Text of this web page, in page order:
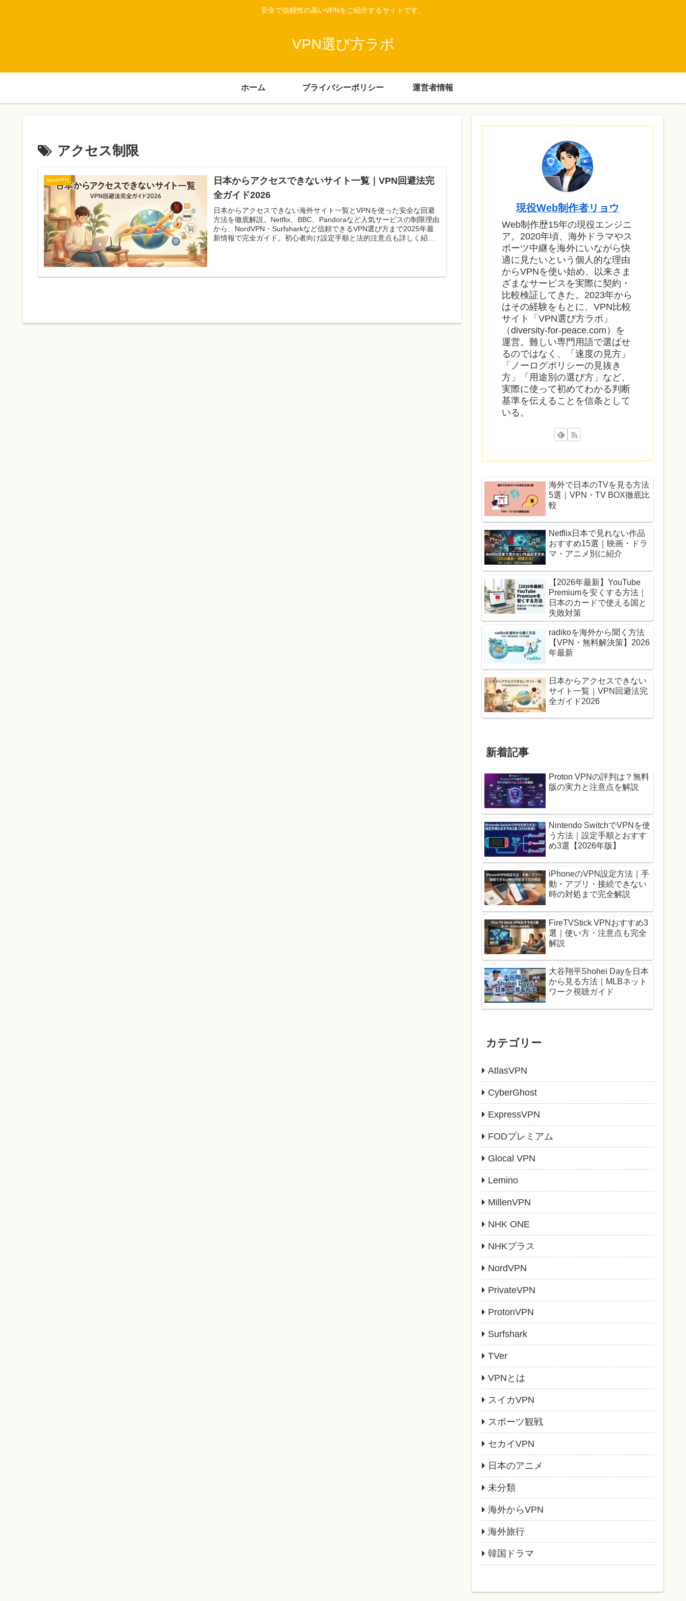
安全で信頼性の高いVPNをご紹介するサイトです。
VPN選び方ラボ
ホーム プライバシーポリシー 運営者情報
アクセス制限
NordVPN
日本からアクセスできないサイト一覧｜VPN回避法完
全ガイド2026
日本からアクセスできない海外サイト一覧とVPNを使った安全な回避
方法を徹底解説。Netflix、BBC、Pandoraなど人気サービスの制限理由
から、NordVPN・Surfsharkなど信頼できるVPN選び方まで2025年最
新情報で完全ガイド。初心者向け設定手順と法的注意点も詳しく紹介
現役Web制作者リョウ
Web制作歴15年の現役エンジニ
ア。2020年頃、海外ドラマやス
ポーツ中継を海外にいながら快
適に見たいという個人的な理由
からVPNを使い始め、以来さま
ざまなサービスを実際に契約・
比較検証してきた。2023年から
はその経験をもとに、VPN比較
サイト「VPN選び方ラボ」
（diversity-for-peace.com）を
運営。難しい専門用語で選ばせ
るのではなく、「速度の見方」
「ノーログポリシーの見抜き
方」「用途別の選び方」など、
実際に使って初めてわかる判断
基準を伝えることを信条として
いる。
海外で日本のTVを見る方法
5選｜VPN・TV BOX徹底比
較
Netflix日本で見れない作品
おすすめ15選｜映画・ドラ
マ・アニメ別に紹介
【2026年最新】YouTube
Premiumを安くする方法｜
日本のカードで使える国と
失敗対策
radikoを海外から聞く方法
【VPN・無料解決策】2026
年最新
日本からアクセスできない
サイト一覧｜VPN回避法完
全ガイド2026
新着記事
Proton VPNの評判は？無料
版の実力と注意点を解説
Nintendo SwitchでVPNを使
う方法｜設定手順とおすす
め3選【2026年版】
iPhoneのVPN設定方法｜手
動・アプリ・接続できない
時の対処まで完全解説
FireTVStick VPNおすすめ3
選｜使い方・注意点も完全
解説
大谷翔平Shohei Dayを日本
から見る方法｜MLBネット
ワーク視聴ガイド
カテゴリー
AtlasVPN
CyberGhost
ExpressVPN
FODプレミアム
Glocal VPN
Lemino
MillenVPN
NHK ONE
NHKプラス
NordVPN
PrivateVPN
ProtonVPN
Surfshark
TVer
VPNとは
スイカVPN
スポーツ観戦
セカイVPN
日本のアニメ
未分類
海外からVPN
海外旅行
韓国ドラマ